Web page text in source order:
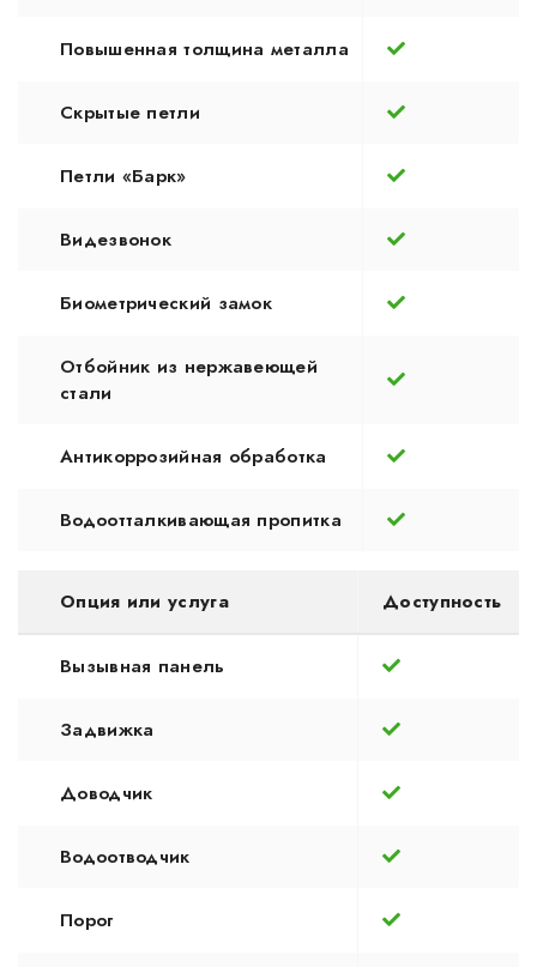
Повышенная толщина металла
Скрытые петли
Петли «Барк»
Видезвонок
Биометрический замок
Отбойник из нержавеющей
стали
Антикоррозийная обработка
Водоотталкивающая пропитка
Опция или услуга Доступность
Вызывная панель
Задвижка
Доводчик
Водоотводчик
Порог